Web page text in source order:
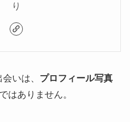
り
いは、 プロフィール写真
はありません。